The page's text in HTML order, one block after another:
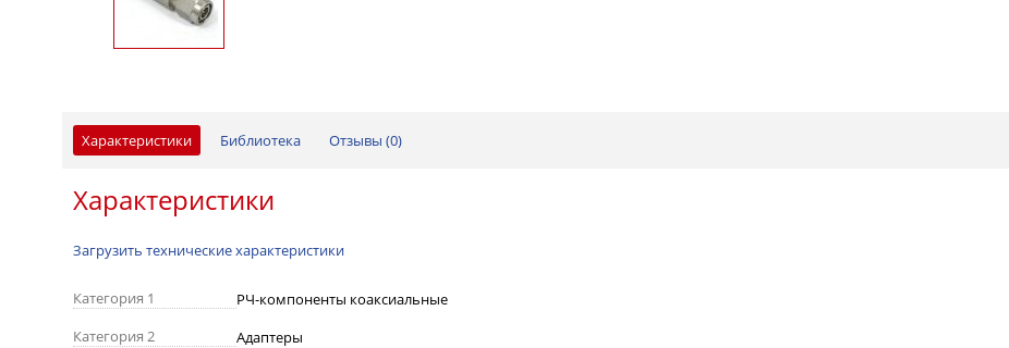
Характеристики Библиотека Отзывы (0)
Характеристики
Загрузить технические характеристики
Категория 1
РЧ-компоненты коаксиальные
Категория 2
Адаптеры